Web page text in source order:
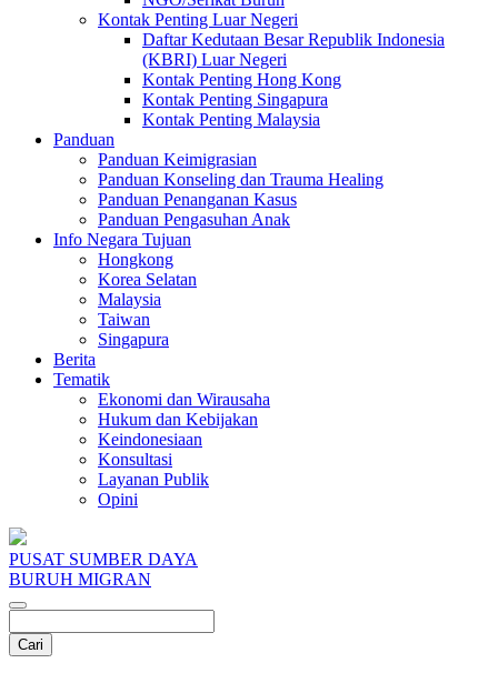
Kontak Penting Luar Negeri
Daftar Kedutaan Besar Republik Indonesia
(KBRI) Luar Negeri
Kontak Penting Hong Kong
Kontak Penting Singapura
Kontak Penting Malaysia
Panduan
Panduan Keimigrasian
Panduan Konseling dan Trauma Healing
Panduan Penanganan Kasus
Panduan Pengasuhan Anak
Info Negara Tujuan
Hongkong
Korea Selatan
Malaysia
Taiwan
Singapura
Berita
Tematik
Ekonomi dan Wirausaha
Hukum dan Kebijakan
Keindonesiaan
Konsultasi
Layanan Publik
Opini
PUSAT SUMBER DAYA
BURUH MIGRAN